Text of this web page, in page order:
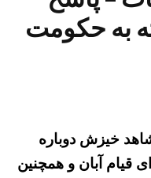
به حکومت
خیزش دوباره
قیام آبان و همچنین